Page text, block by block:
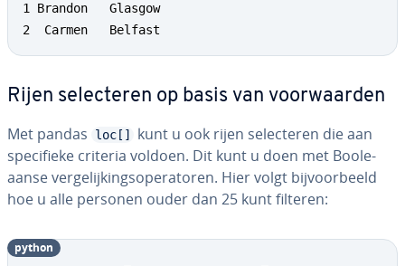
1 Brandon   Glasgow
2  Carmen   Belfast
Rijen se­lec­te­ren op basis van voor­waar­den
Met pandas loc[]
kunt u ook rijen se­lec­te­ren die aan
spe­ci­fie­ke criteria voldoen. Dit kunt u doen met Boole­
aan­se ver­ge­lij­kings­ope­ra­to­ren. Hier volgt bij­voor­beeld
hoe u alle personen ouder dan 25 kunt filteren:
python